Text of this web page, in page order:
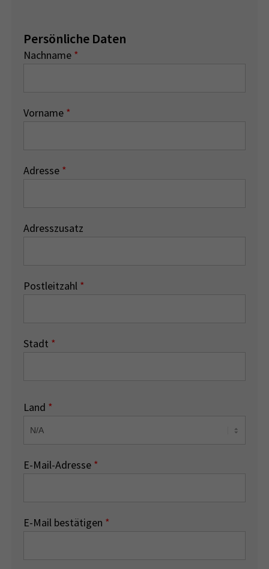
Persönliche Daten
Nachname *
Vorname *
Adresse *
Adresszusatz
Postleitzahl *
Stadt *
Land *
E-Mail-Adresse *
E-Mail bestätigen *